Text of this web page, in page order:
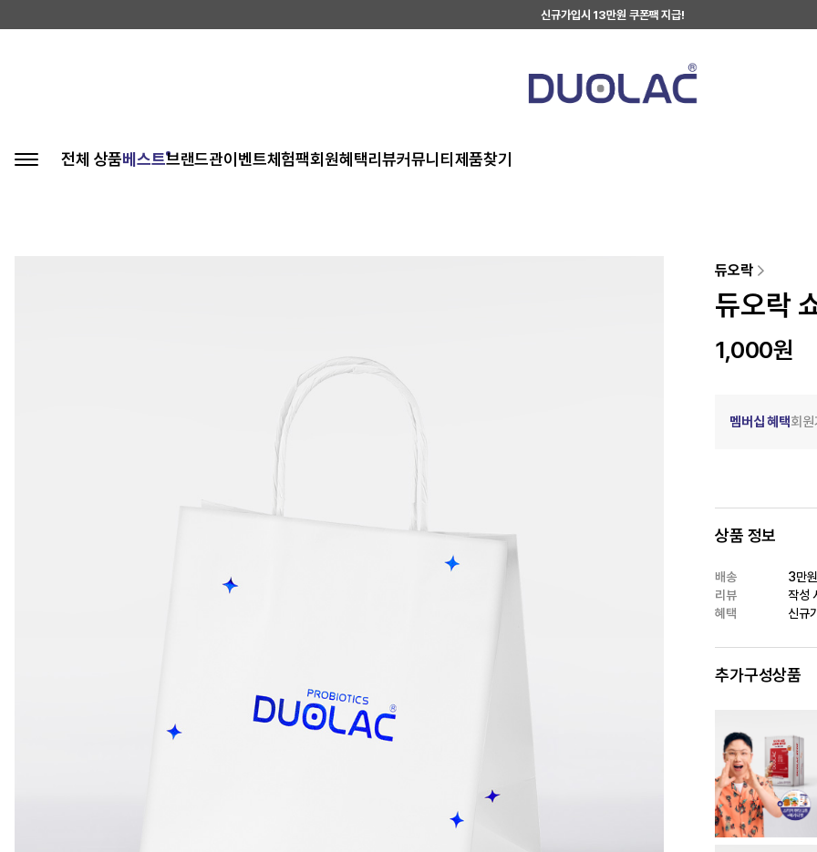
신규가입시 13만원 쿠폰팩 지급!
전체 상품베스트브랜드관이벤트체험팩회원혜택리뷰커뮤니티 제품찾기
듀오락
듀오락
1,000원
멤버십 혜택회
상품 정보
배송
3만
리뷰
작성
혜택
신규
추가구성상품